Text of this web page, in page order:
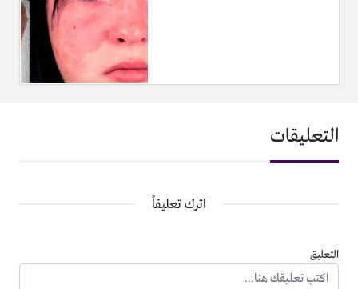
التعليقات
اترك تعليقاً
التعليق